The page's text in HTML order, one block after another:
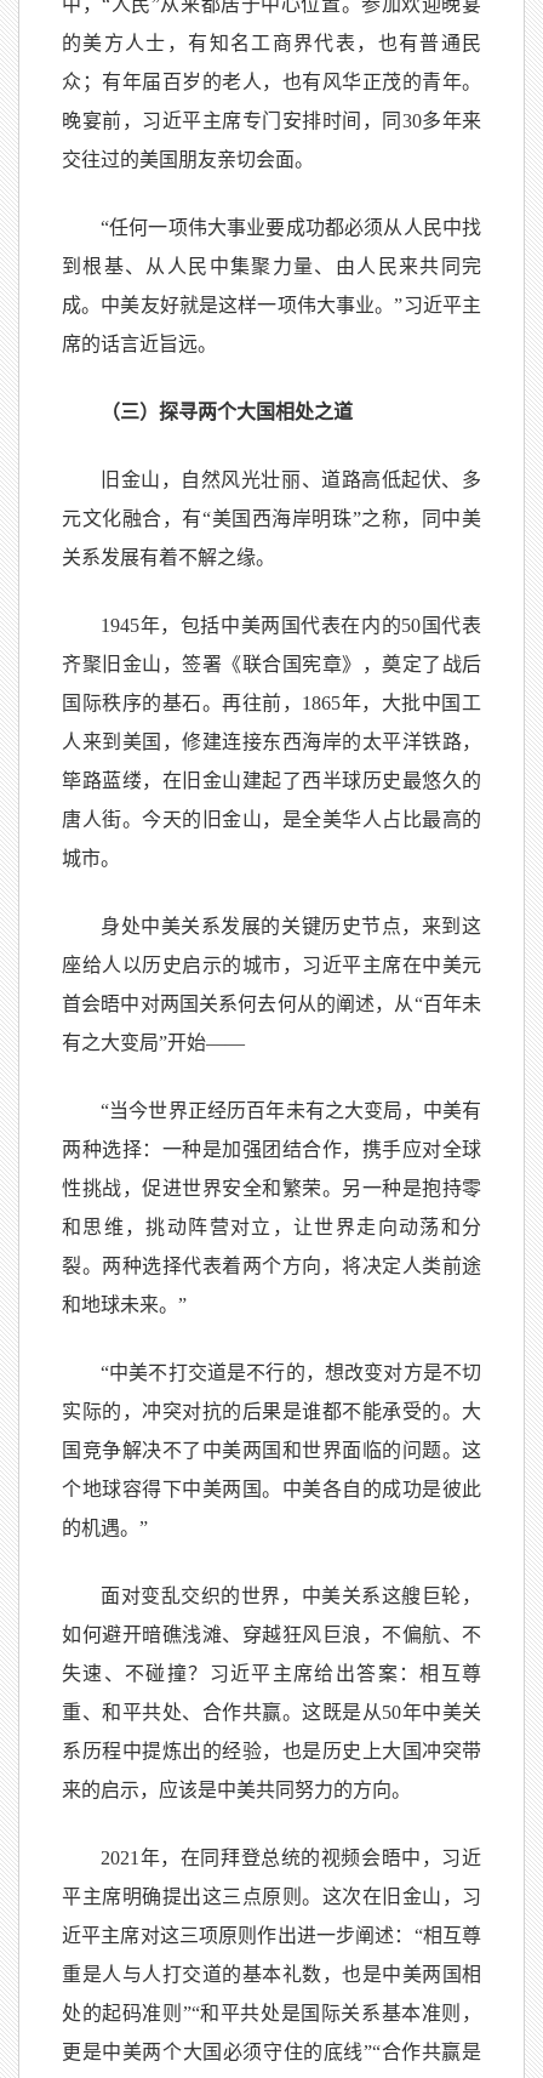
的美方人士，有知名工商界代表，也有普通民
众；有年届百岁的老人，也有风华正茂的青年。
晚宴前，习近平主席专门安排时间，同30多年来
交往过的美国朋友亲切会面。
“任何一项伟大事业要成功都必须从人民中找
到根基、从人民中集聚力量、由人民来共同完
成。中美友好就是这样一项伟大事业。”习近平主
席的话言近旨远。
（三）探寻两个大国相处之道
旧金山，自然风光壮丽、道路高低起伏、多
元文化融合，有“美国西海岸明珠”之称，同中美
关系发展有着不解之缘。
1945年，包括中美两国代表在内的50国代表
齐聚旧金山，签署《联合国宪章》，奠定了战后
国际秩序的基石。再往前，1865年，大批中国工
人来到美国，修建连接东西海岸的太平洋铁路，
筚路蓝缕，在旧金山建起了西半球历史最悠久的
唐人街。今天的旧金山，是全美华人占比最高的
城市。
身处中美关系发展的关键历史节点，来到这
座给人以历史启示的城市，习近平主席在中美元
首会晤中对两国关系何去何从的阐述，从“百年未
有之大变局”开始——
“当今世界正经历百年未有之大变局，中美有
两种选择：一种是加强团结合作，携手应对全球
性挑战，促进世界安全和繁荣。另一种是抱持零
和思维，挑动阵营对立，让世界走向动荡和分
裂。两种选择代表着两个方向，将决定人类前途
和地球未来。”
“中美不打交道是不行的，想改变对方是不切
实际的，冲突对抗的后果是谁都不能承受的。大
国竞争解决不了中美两国和世界面临的问题。这
个地球容得下中美两国。中美各自的成功是彼此
的机遇。”
面对变乱交织的世界，中美关系这艘巨轮，
如何避开暗礁浅滩、穿越狂风巨浪，不偏航、不
失速、不碰撞？习近平主席给出答案：相互尊
重、和平共处、合作共赢。这既是从50年中美关
系历程中提炼出的经验，也是历史上大国冲突带
来的启示，应该是中美共同努力的方向。
2021年，在同拜登总统的视频会晤中，习近
平主席明确提出这三点原则。这次在旧金山，习
近平主席对这三项原则作出进一步阐述：“相互尊
重是人与人打交道的基本礼数，也是中美两国相
处的起码准则”“和平共处是国际关系基本准则，
更是中美两个大国必须守住的底线”“合作共赢是